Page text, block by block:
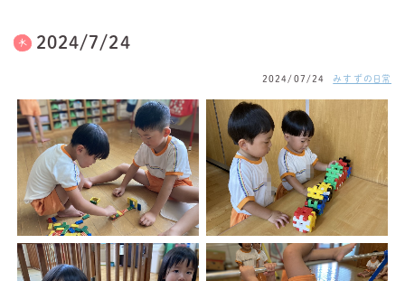
2024/7/24
2024/07/24 みすずの日常